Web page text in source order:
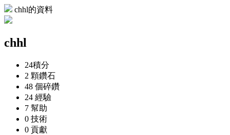
chhl的資料
chhl
24積分
2 顆鑽石
48 個碎鑽
24 經驗
7 幫助
0 技術
0 貢獻